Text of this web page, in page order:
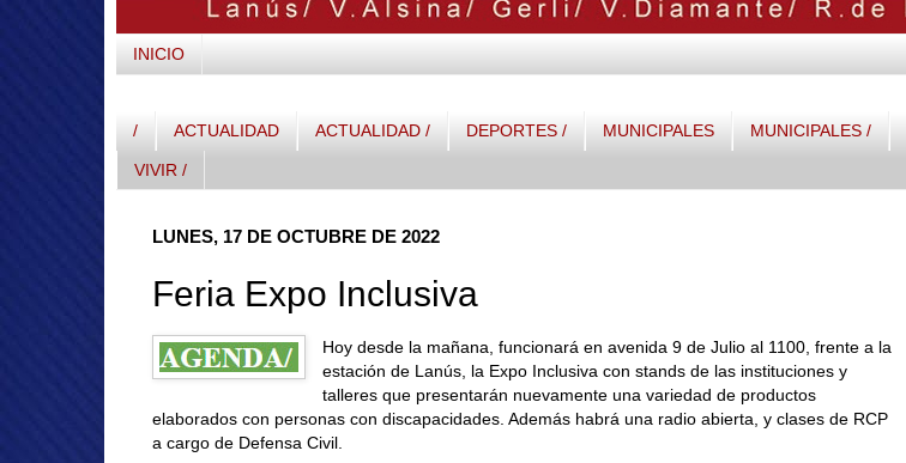
INICIO
/ ACTUALIDAD ACTUALIDAD / DEPORTES / MUNICIPALES MUNICIPALES /
VIVIR /
LUNES, 17 DE OCTUBRE DE 2022
Feria Expo Inclusiva
Hoy desde la mañana, funcionará en avenida 9 de Julio al 1100, frente a la
estación de Lanús, la Expo Inclusiva con stands de las instituciones y
talleres que presentarán nuevamente una variedad de productos
elaborados con personas con discapacidades. Además habrá una radio abierta, y clases de RCP
a cargo de Defensa Civil.